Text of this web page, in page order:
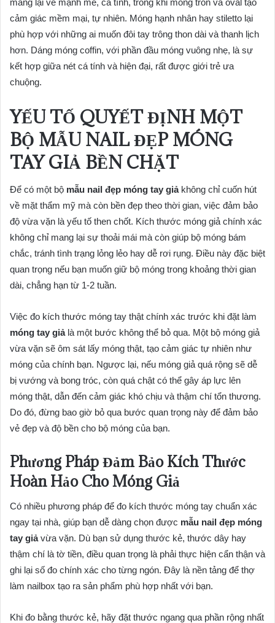
cảm giác mềm mại, tự nhiên. Móng hạnh nhân hay stiletto lại
phù hợp với những ai muốn đôi tay trông thon dài và thanh lịch
hơn. Dáng móng coffin, với phần đầu móng vuông nhẹ, là sự
kết hợp giữa nét cá tính và hiện đại, rất được giới trẻ ưa
chuộng.
YẾU TỐ QUYẾT ĐỊNH MỘT
BỘ MẪU NAIL ĐẸP MÓNG
TAY GIẢ BỀN CHẶT
Để có một bộ mẫu nail đẹp móng tay giảkhông chỉ cuốn hút
về mặt thẩm mỹ mà còn bền đẹp theo thời gian, việc đảm bảo
độ vừa vặn là yếu tố then chốt. Kích thước móng giả chính xác
không chỉ mang lại sự thoải mái mà còn giúp bộ móng bám
chắc, tránh tình trạng lỏng lẻo hay dễ rơi rụng. Điều này đặc biệt
quan trọng nếu bạn muốn giữ bộ móng trong khoảng thời gian
dài, chẳng hạn từ 1-2 tuần.
Việc đo kích thước móng tay thật chính xác trước khi đặt làm
móng tay giảlà một bước không thể bỏ qua. Một bộ móng giả
vừa vặn sẽ ôm sát lấy móng thật, tạo cảm giác tự nhiên như
móng của chính bạn. Ngược lại, nếu móng giả quá rộng sẽ dễ
bị vướng và bong tróc, còn quá chật có thể gây áp lực lên
móng thật, dẫn đến cảm giác khó chịu và thậm chí tổn thương.
Do đó, đừng bao giờ bỏ qua bước quan trọng này để đảm bảo
vẻ đẹp và độ bền cho bộ móng của bạn.
Phương Pháp Đảm Bảo Kích Thước
Hoàn Hảo Cho Móng Giả
Có nhiều phương pháp để đo kích thước móng tay chuẩn xác
ngay tại nhà, giúp bạn dễ dàng chọn được mẫu nail đẹp móng
tay giảvừa vặn. Dù bạn sử dụng thước kẻ, thước dây hay
thậm chí là tờ tiền, điều quan trọng là phải thực hiện cẩn thận và
ghi lại số đo chính xác cho từng ngón. Đây là nền tảng để thợ
làm nailbox tạo ra sản phẩm phù hợp nhất với bạn.
Khi đo bằng thước kẻ, hãy đặt thước ngang qua phần rộng nhất